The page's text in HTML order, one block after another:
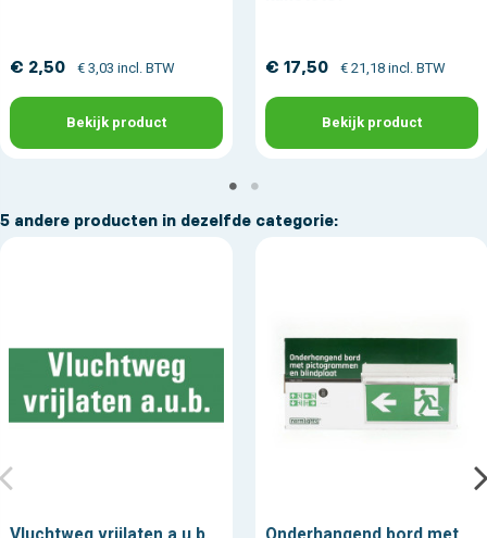
€ 2,50 € 3,03 incl. BTW
Bekijk product
€ 17,50 € 21,18 incl. BTW
Bekijk product
5 andere producten in dezelfde categorie: